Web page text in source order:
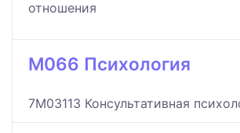
отношения
M066 Психология
7M03113 Консультативная